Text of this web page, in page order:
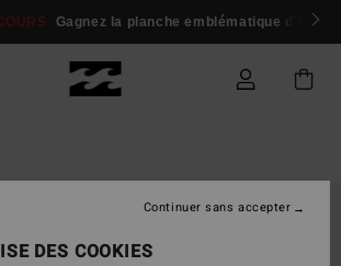
/ s'inscrireGagnez la planche emblématique d'Andy
DES COOKIES
Continuer sans accepter